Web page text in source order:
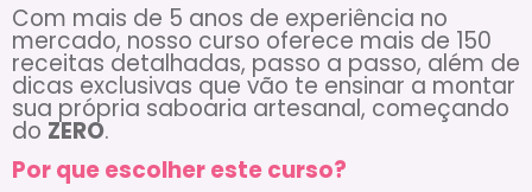
Com mais de 5 anos de experiência no
mercado, nosso curso oferece mais de 150
receitas detalhadas, passo a passo, além de
dicas exclusivas que vão te ensinar a montar
sua própria saboaria artesanal, começando
do ZERO.
Por que escolher este curso?